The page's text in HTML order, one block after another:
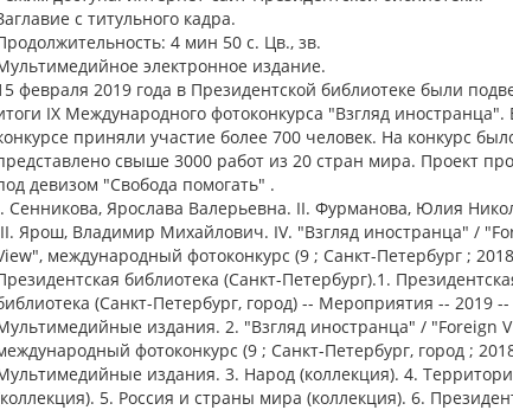
с титульного кадра.
4 мин 50 с. Цв., зв.
электронное издание.
февраля 2019 года в Президентской библиотеке были
IX Международного фотоконкурса "Взгляд иностранца".
приняли участие более 700 человек. На конкурс
свыше 3000 работ из 20 стран мира. Проект
девизом "Свобода помогать" .
Сенникова, Ярослава Валерьевна. II. Фурманова, Юлия
Ярош, Владимир Михайлович. IV. "Взгляд иностранца" /
международный фотоконкурс (9 ; Санкт-Петербург ;
библиотека (Санкт-Петербург).1.
(Санкт-Петербург, город) -- Мероприятия -- 2019 --
издания. 2. "Взгляд иностранца" / "Foreign
фотоконкурс (9 ; Санкт-Петербург, город ;
издания. 3. Народ (коллекция). 4.
5. Россия и страны мира (коллекция). 6.